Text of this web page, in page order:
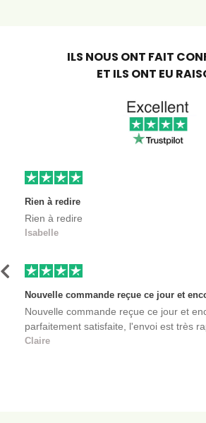
ILS NOUS ONT FAIT
ET ILS ONT EU
Rien à redire
Rien à redire
Isabelle
Nouvelle commande reçue ce jour et
parfaitement satisfaite, l'envoi est très
Claire
Précédent